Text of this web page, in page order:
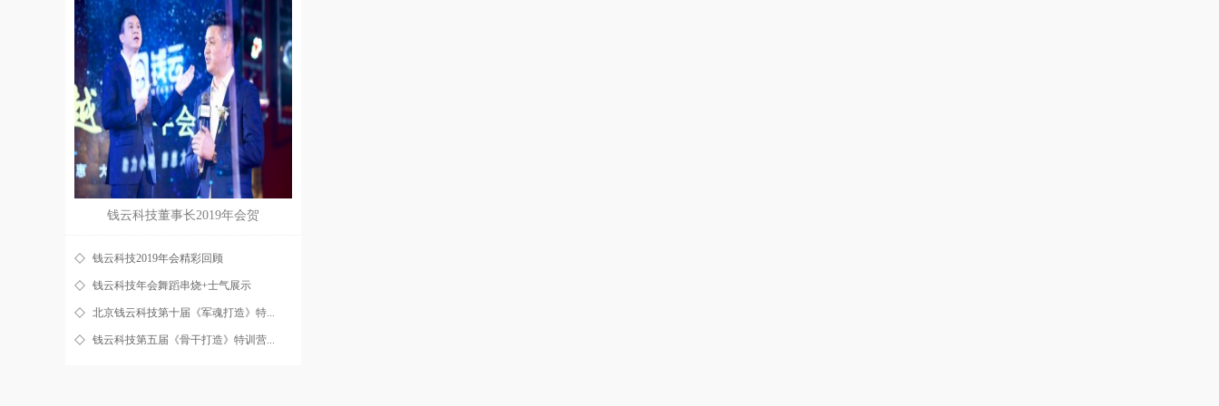
钱云科技董事长2019年会贺
钱云科技2019年会精彩回顾
钱云科技年会舞蹈串烧+士气展示
北京钱云科技第十届《军魂打造》特...
钱云科技第五届《骨干打造》特训营...